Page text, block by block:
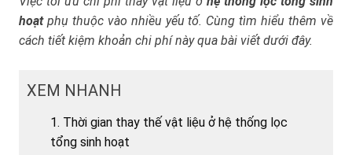
hoạtphụ thuộc vào nhiều yếu tố. Cùng tìm hiểu thêm về
cách tiết kiệm khoản chi phí này qua bài viết dưới đây.
XEM NHANH
1. Thời gian thay thế vật liệu ở hệ thống lọc
tổng sinh hoạt